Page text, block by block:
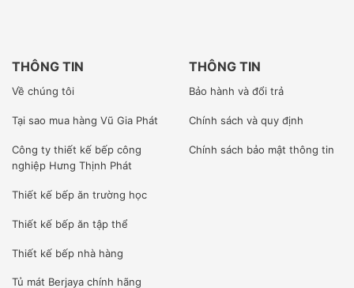
luôn hoạt động ổn định, trong khoảng thời gian dài.
Chất lượng đạt tiêu chuẩn
Bếp chiên nhúng của Vũ Gia phát được sản xuất bằng inox
nhập khẩu chất lượng cao, với hệ thống dây truyền sản
THÔNG TIN
Về chúng tôi
Tại sao mua hàng Vũ Gia Phát
Công ty thiết kế bếp công
nghiệp Hưng Thịnh Phát
Thiết kế bếp ăn trường học
Thiết kế bếp ăn tập thể
Thiết kế bếp nhà hàng
Tủ mát Berjaya chính hãng
THÔNG TIN
Bảo hành và đổi trả
Chính sách và quy định
Chính sách bảo mật thông tin